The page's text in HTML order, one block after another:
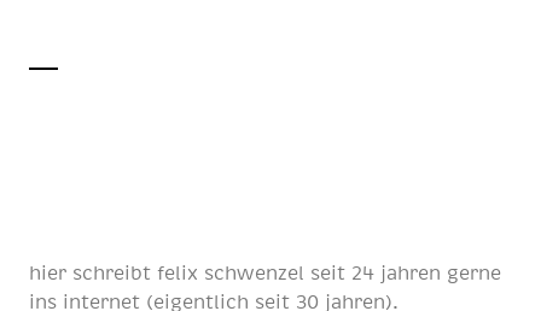
hier schreibt felix schwenzel seit 24 jahren gerne
ins internet (eigentlich seit 30 jahren).